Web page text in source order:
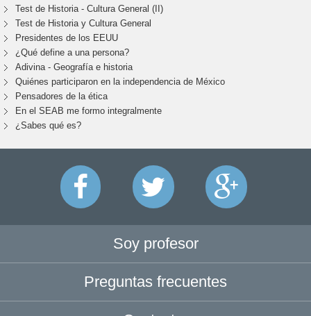
Test de Historia - Cultura General (II)
Test de Historia y Cultura General
Presidentes de los EEUU
¿Qué define a una persona?
Adivina - Geografía e historia
Quiénes participaron en la independencia de México
Pensadores de la ética
En el SEAB me formo integralmente
¿Sabes qué es?
Soy profesor
Preguntas frecuentes